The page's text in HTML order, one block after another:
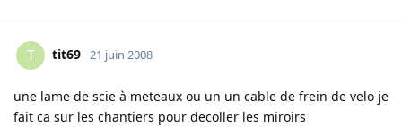
T tit69 21 juin 2008
une lame de scie à meteaux ou un un cable de frein de velo je
fait ca sur les chantiers pour decoller les miroirs